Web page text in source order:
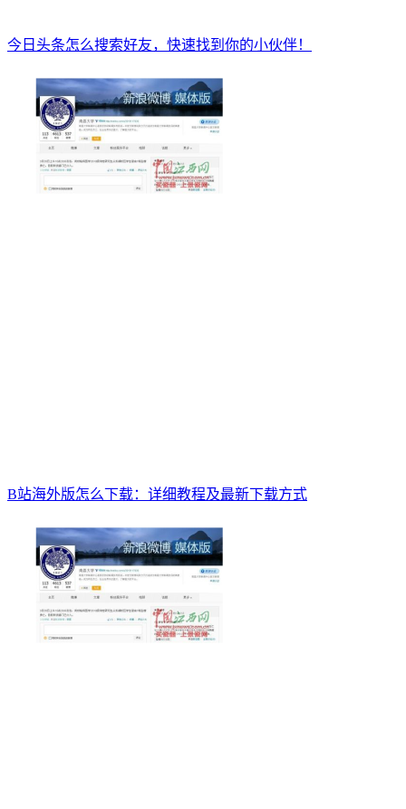
今日头条怎么搜索好友，快速找到你的小伙伴！
B站海外版怎么下载：详细教程及最新下载方式